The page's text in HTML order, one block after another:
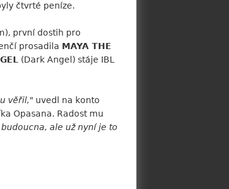
čtvrté peníze.
první dostih pro
prosadila MAYA THE
(Dark Angel) stáje IBL
věřil," uvedl na konto
Opasana. Radost mu
ale už nyní je to